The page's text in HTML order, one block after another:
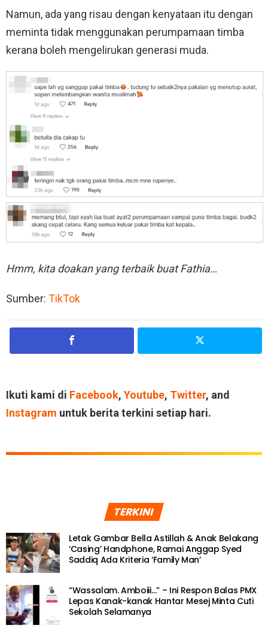
Namun, ada yang risau dengan kenyataan itu dengan
meminta tidak menggunakan perumpamaan timba
kerana boleh mengelirukan generasi muda.
Hmm, kita doakan yang terbaik buat Fathia…
Sumber: TikTok
Ikuti kami di Facebook, Youtube, Twitter, and
Instagram untuk berita terkini setiap hari.
TERKINI
Letak Gambar Bella Astillah & Anak Belakang
‘Casing’ Handphone, Ramai Anggap Syed
Saddiq Ada Kriteria ‘Family Man’
“Wassalam. Amboiii…” – Ini Respon Balas PMX
Lepas Kanak-kanak Hantar Mesej Minta Cuti
Sekolah Selamanya